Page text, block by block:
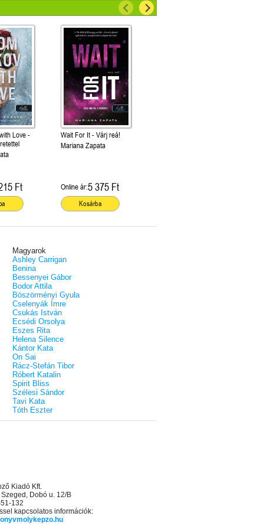
Love -
Ft
Wait For It - Várj reá!
Mariana Zapata
Online ár:5 375 Ft
Kosárba
Magyarok
Ashley Carrigan
Benina
Bessenyei Gábor
Bodor Attila
Böszörményi Gyula
Cselenyák Imre
Csukás István
Ecsédi Orsolya
Eszes Rita
Helena Silence
Kántor Kata
On Sai
Rácz-Stefán Tibor
Róbert Katalin
Spirit Bliss
Szélesi Sándor
Tavi Kata
Tóth Eszter
Kiadó Kft.
Dobó u. 12/B
132
kapcsolatos információk: